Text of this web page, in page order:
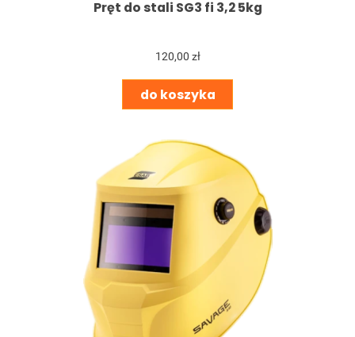
Pręt do stali SG3 fi 3,2 5kg
120,00 zł
do koszyka